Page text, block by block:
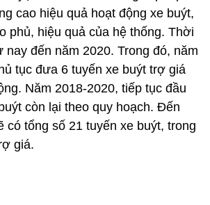
cao hiệu quả hoạt động xe buýt,
phủ, hiệu quả của hệ thống. Thời
nay đến năm 2020. Trong đó, năm
tục đưa 6 tuyến xe buýt trợ giá
Năm 2018-2020, tiếp tục đầu
còn lại theo quy hoạch. Đến
có tổng số 21 tuyến xe buýt, trong
giá.